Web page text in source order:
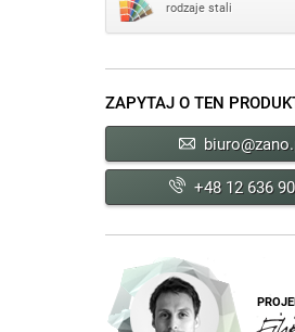
rodzaje stali
ZAPYTAJ O TEN
+48 12 636